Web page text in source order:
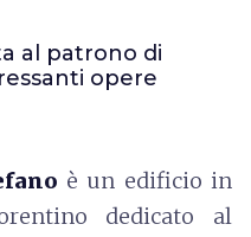
al patrono di
opere
è un edificio in
dedicato al